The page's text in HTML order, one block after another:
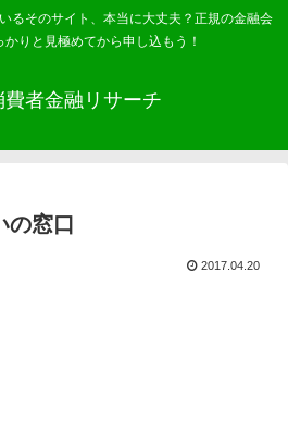
るそのサイト、本当に大丈夫？正規の金融会
りと見極めてから申し込もう！
費者金融リサーチ
の窓口
2017.04.20